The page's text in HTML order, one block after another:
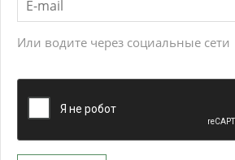
Или водите через социальные сети